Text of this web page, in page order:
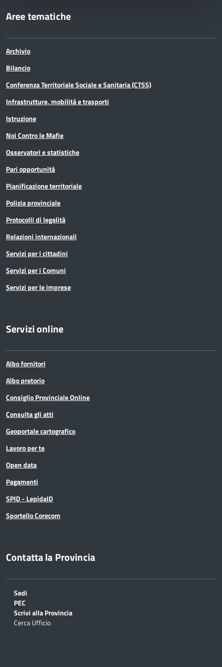
Aree tematiche
Archivio
Bilancio
Conferenza Territoriale Sociale e Sanitaria (CTSS)
Infrastrutture, mobilità e trasporti
Istruzione
Noi Contro le Mafie
Osservatori e statistiche
Pari opportunità
Pianificazione territoriale
Polizia provinciale
Protocolli di legalità
Relazioni internazionali
Servizi per i cittadini
Servizi per i Comuni
Servizi per le imprese
Servizi online
Albo fornitori
Albo pretorio
Consiglio Provinciale Online
Consulta gli atti
Geoportale cartografico
Lavoro per te
Open data
Pagamenti
SPID - LepidaID
Sportello Corecom
Contatta la Provincia
Sedi
PEC
Scrivi alla Provincia
Cerca Ufficio